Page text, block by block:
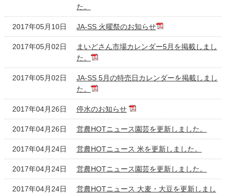
た。
2017年05月10日 JA-SS 火曜祭のお知らせ
2017年05月02日
まいどさん市場カレンダー5月を掲載しまし
た。
2017年05月02日
JA-SS 5月の特売日カレンダーを掲載しまし
た。
2017年04月26日 停水のお知らせ
2017年04月26日 営農HOTニュース園芸を更新しました。
2017年04月24日 営農HOTニュース 米を更新しました。
2017年04月24日 営農HOTニュース園芸を更新しました。
2017年04月24日
営農HOTニュース 大麦・大豆を更新しまし